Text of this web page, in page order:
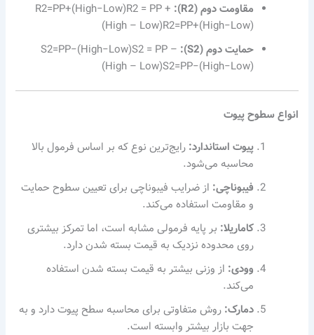
مقاومت دوم (R2):
R2=PP+(High−Low)R2 = PP +
(High – Low)R2=PP+(High−Low)
حمایت دوم (S2):
S2=PP−(High−Low)S2 = PP –
(High – Low)S2=PP−(High−Low)
انواع سطوح پیوت
پیوت استاندارد: رایج‌ترین نوع که بر اساس فرمول بالا
محاسبه می‌شود.
فیبوناچی: از ضرایب فیبوناچی برای تعیین سطوح حمایت
و مقاومت استفاده می‌کند.
کاماریلا: بر پایه فرمولی مشابه است، اما تمرکز بیشتری
روی محدوده نزدیک به قیمت بسته شدن دارد.
وودی: از وزنی بیشتر به قیمت بسته شدن استفاده
می‌کند.
دمارک: روش متفاوتی برای محاسبه سطح پیوت دارد و به
جهت بازار بیشتر وابسته است.